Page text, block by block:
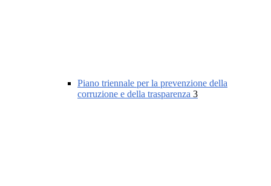
Piano triennale per la prevenzione della
corruzione e della trasparenza 3